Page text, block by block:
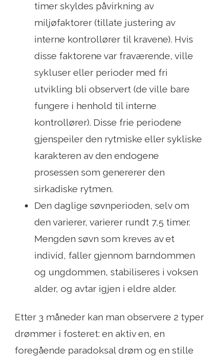
timer skyldes påvirkning av
miljøfaktorer (tillate justering av
interne kontrollører til kravene). Hvis
disse faktorene var fraværende, ville
sykluser eller perioder med fri
utvikling bli observert (de ville bare
fungere i henhold til interne
kontrollører). Disse frie periodene
gjenspeiler den rytmiske eller sykliske
karakteren av den endogene
prosessen som genererer den
sirkadiske rytmen.
Den daglige søvnperioden, selv om
den varierer, varierer rundt 7,5 timer.
Mengden søvn som kreves av et
individ, faller gjennom barndommen
og ungdommen, stabiliseres i voksen
alder, og avtar igjen i eldre alder.
Etter 3 måneder kan man observere 2 typer
drømmer i fosteret: en aktiv en, en
foregående paradoksal drøm og en stille